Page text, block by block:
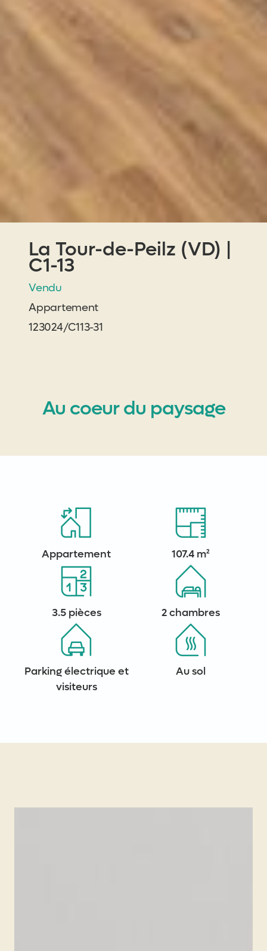
La Tour-de-Peilz (VD) |
C1-13
Vendu
Appartement
123024/C113-31
Au coeur du paysage
Appartement 107.4 m²
3.5 pièces 2 chambres
Parking électrique et
visiteurs
Au sol